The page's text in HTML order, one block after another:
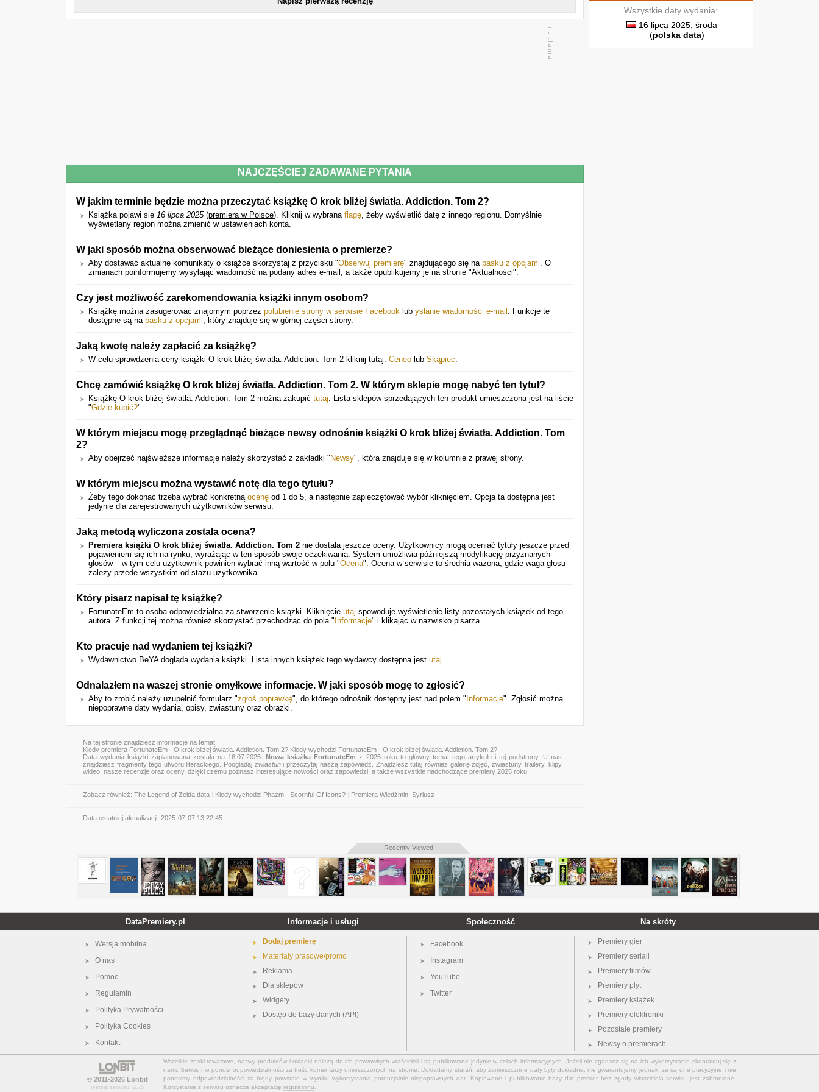
NAJCZĘŚCIEJ ZADAWANE PYTANIA
W jakim terminie będzie można przeczytać książkę O krok bliżej światła. Addiction. Tom 2?
Książka pojawi się 16 lipca 2025(premiera w Polsce). Kliknij w wybraną flagę, żeby wyświetlić datę z innego regionu. Domyślnie
wyświetlany region można zmienić w ustawieniach konta.
W jaki sposób można obserwować bieżące doniesienia o premierze?
Aby dostawać aktualne komunikaty o książce skorzystaj z przycisku "Obserwuj premierę" znajdującego się na pasku z opcjami. O
zmianach poinformujemy wysyłając wiadomość na podany adres e-mail, a także opublikujemy je na stronie "Aktualności".
Czy jest możliwość zarekomendowania książki innym osobom?
Książkę można zasugerować znajomym poprzez polubienie strony w serwisie Facebook lub ysłanie wiadomości e-mail . Funkcje te
dostępne są na pasku z opcjami, który znajduje się w górnej części strony.
Jaką kwotę należy zapłacić za książkę?
W celu sprawdzenia ceny książki O krok bliżej światła. Addiction. Tom 2 kliknij tutaj: Ceneo lub Skąpiec.
Chcę zamówić książkę O krok bliżej światła. Addiction. Tom 2. W którym sklepie mogę nabyć ten tytuł?
Książkę O krok bliżej światła. Addiction. Tom 2 można zakupić tutaj. Lista sklepów sprzedających ten produkt umieszczona jest na liście
"Gdzie kupić?".
W którym miejscu mogę przeglądnąć bieżące newsy odnośnie książki O krok bliżej światła. Addiction. Tom
2?
Aby obejrzeć najświeższe informacje należy skorzystać z zakładki " Newsy", która znajduje się w kolumnie z prawej strony.
W którym miejscu można wystawić notę dla tego tytułu?
Żeby tego dokonać trzeba wybrać konkretną ocenę od 1 do 5, a następnie zapieczętować wybór kliknięciem. Opcja ta dostępna jest
jedynie dla zarejestrowanych użytkowników serwisu.
Jaką metodą wyliczona została ocena?
Premiera książki O krok bliżej światła. Addiction. Tom 2 nie dostała jeszcze oceny. Użytkownicy mogą oceniać tytuły jeszcze przed
pojawieniem się ich na rynku, wyrażając w ten sposób swoje oczekiwania. System umożliwia późniejszą modyfikację przyznanych
głosów – w tym celu użytkownik powinien wybrać inną wartość w polu "Ocena". Ocena w serwisie to średnia ważona, gdzie waga głosu
zależy przede wszystkim od stażu użytkownika.
Który pisarz napisał tę książkę?
FortunateEm to osoba odpowiedzialna za stworzenie książki. Kliknięcie utaj spowoduje wyświetlenie listy pozostałych książek od tego
autora. Z funkcji tej można również skorzystać przechodząc do pola " Informacje" i klikając w nazwisko pisarza.
Kto pracuje nad wydaniem tej książki?
Wydawnictwo BeYA dogląda wydania książki. Lista innych książek tego wydawcy dostępna jest utaj.
Odnalazłem na waszej stronie omyłkowe informacje. W jaki sposób mogę to zgłosić?
Aby to zrobić należy uzupełnić formularz "zgłoś poprawkę", do którego odnośnik dostępny jest nad polem " Informacje". Zgłosić można
niepoprawne daty wydania, opisy, zwiastuny oraz obrazki.
Na tej stronie znajdziesz informacje na temat:
Kiedy premiera FortunateEm - O krok bliżej światła. Addiction. Tom 2? Kiedy wychodzi FortunateEm - O krok bliżej światła. Addiction. Tom 2?
Data wydania książki zaplanowana została na 16.07.2025.Nowa książka FortunateEm z 2025 roku to główny temat tego artykułu i tej podstrony. U nas
znajdziesz fragmenty tego utworu literackiego. Pooglądaj zwiastuni przeczytaj naszą zapowiedź. Znajdziesz tutaj również galerię zdjęć, zwiastuny, trailery, klipy
wideo, nasze recenzje oraz oceny, dzięki czemu poznasz interesujące nowości oraz zapowiedzi, a także wszystkie nadchodzące premiery 2025 roku.
Zobacz również: The Legend of Zelda data Kiedy wychodzi Phazm - Scornful Of Icons? Premiera Wiedźmin: Syriusz
Data ostatniej aktualizacji: 2025-07-07 13:22:45
Wszystkie daty wydania:
16 lipca 2025, środa
(polska data)
Recently Viewed
DataPremiery.pl
Wersja mobilna
O nas
Pomoc
Regulamin
Polityka Prywatności
Polityka Cookies
Kontakt
Informacje i usługi
Dodaj premierę
Materiały prasowe/promo
Reklama
Dla sklepów
Widgety
Dostęp do bazy danych (API)
Społeczność
Facebook
Instagram
YouTube
Twitter
Na skróty
Premiery gier
Premiery seriali
Premiery filmów
Premiery płyt
Premiery książek
Premiery elektroniki
Pozostałe premiery
Newsy o premierach
© 2011-2026 Lonbit
wersja serwisu: 2.75
Wszelkie znaki towarowe, nazwy produktów i okładki należą do ich prawowitych właścicieli i są publikowane jedynie w celach informacyjnych. Jeżeli nie zgadasz się na ich wykorzystanie skontaktuj się z
nami. Serwis nie ponosi odpowiedzialności za treść komentarzy umieszczonych na stronie. Dokładamy starań, aby zamieszczone daty były dokładne, nie gwarantujemy jednak, że są one precyzyjne i nie
ponosimy odpowiedzialności za błędy powstałe w wyniku wykorzystania potencjalnie niepoprawnych dat. Kopiowane i publikowanie bazy dat premier bez zgody właściciela serwisu jest zabronione.
Korzystanie z serwisu oznacza akceptację regulaminu